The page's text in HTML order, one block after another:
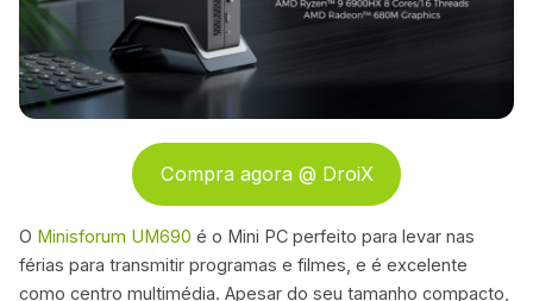
Compra agora @ DroiX
O Minisforum UM690 é o Mini PC perfeito para levar nas
férias para transmitir programas e filmes, e é excelente
como centro multimédia. Apesar do seu tamanho compacto,